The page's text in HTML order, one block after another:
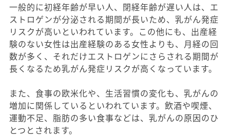
一般的に初経年齢が早い人、閉経年齢が遅い人は、エ
ストロゲンが分泌される期間が長いため、乳がん発症
リスクが高いといわれています。この他にも、出産経
験のない女性は出産経験のある女性よりも、月経の回
数が多く、それだけエストロゲンにさらされる期間が
長くなるため乳がん発症リスクが高くなっています。
また、食事の欧米化や、生活習慣の変化も、乳がんの
増加に関係しているといわれています。飲酒や喫煙、
運動不足、脂肪の多い食事などは、乳がんの原因のひ
とつとされます。